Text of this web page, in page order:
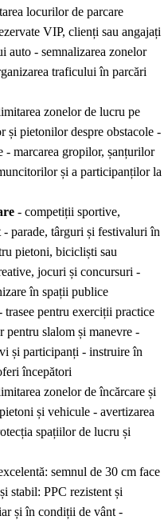
locurilor de parcare
VIP, clienți sau angajați
auto - semnalizarea zonelor
traficului în parcări
zonelor de lucru pe
și pietonilor despre obstacole -
- marcarea gropilor, șanțurilor
și a participanților la
- competiții sportive,
- parade, târguri și festivaluri în
pietoni, bicicliști sau
jocuri și concursuri -
în spații publice
trasee pentru exerciții practice
pentru slalom și manevre -
și participanți - instruire în
începători
zonelor de încărcare și
și vehicule - avertizarea
spațiilor de lucru și
semnul de 30 cm face
stabil: PPC rezistent și
și în condiții de vânt -